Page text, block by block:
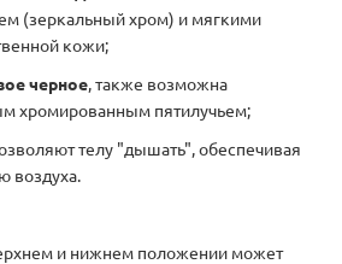
(зеркальный хром) и мягкими
кожи;
черное, также возможна
хромированным пятилучьем;
телу "дышать", обеспечивая
воздуха.
и нижнем положении может